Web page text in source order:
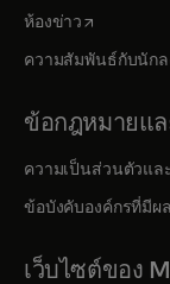
ห้องข่าว opens in a
ความสัมพันธ์กับนัก
ข้อกฎหมายแ
ความเป็นส่วนตัวแ
ข้อบังคับองค์กรที่มีผ
เว็บไซต์ของ